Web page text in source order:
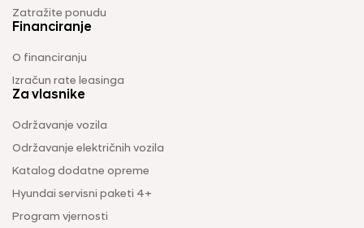
Zatražite ponudu
Financiranje
O financiranju
Izračun rate leasinga
Za vlasnike
Održavanje vozila
Održavanje električnih vozila
Katalog dodatne opreme
Hyundai servisni paketi 4+
Program vjernosti